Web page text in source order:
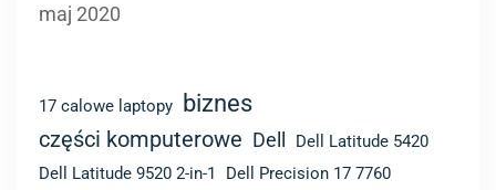
maj 2020
17 calowe laptopy biznes
części komputerowe Dell
Dell Latitude 5420
Dell Latitude 9520 2-in-1
Dell Precision 17 7760